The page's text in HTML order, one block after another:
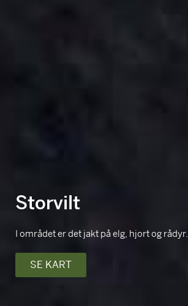
Storvilt
I området er det jakt på elg, hjort og rådyr.
SE KART